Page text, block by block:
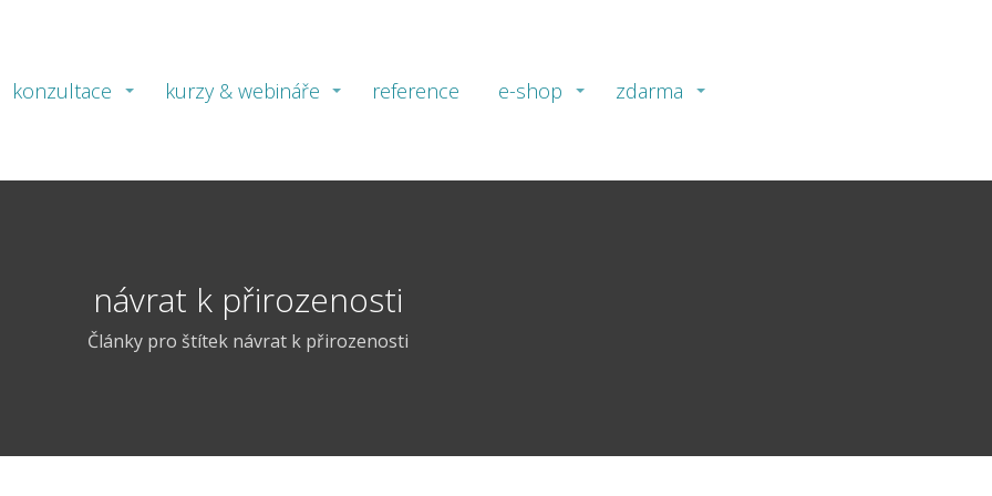
konzultace kurzy & webináře reference e-shop zdarma
návrat k přirozenosti
Články pro štítek návrat k přirozenosti